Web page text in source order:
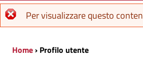
Messaggio
Per visualizzare questo
Home› Profilo utente